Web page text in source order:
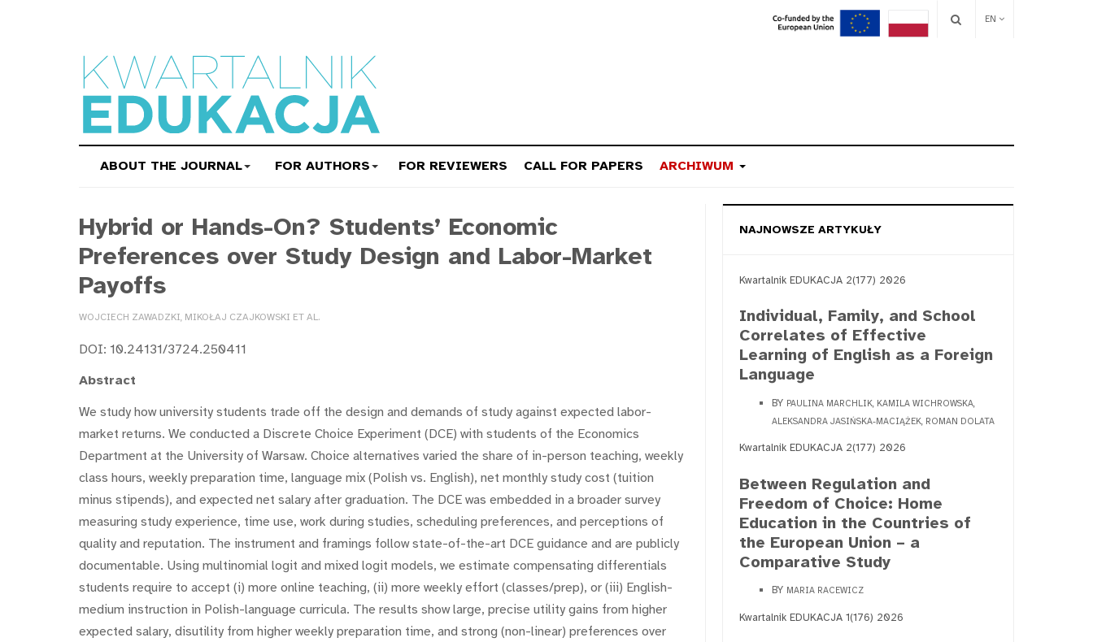
EN
ABOUT THE JOURNAL FOR AUTHORS FOR REVIEWERS CALL FOR PAPERS ARCHIWUM
Hybrid or Hands-On? Students’ Economic
Preferences over Study Design and Labor-Market
Payoffs
WOJCIECH ZAWADZKI, MIKOŁAJ CZAJKOWSKI ET AL.
DOI: 10.24131/3724.250411
Abstract
We study how university students trade off the design and demands of study against expected labor-
market returns. We conducted a Discrete Choice Experiment (DCE) with students of the Economics
Department at the University of Warsaw. Choice alternatives varied the share of in-person teaching, weekly
class hours, weekly preparation time, language mix (Polish vs. English), net monthly study cost (tuition
minus stipends), and expected net salary after graduation. The DCE was embedded in a broader survey
measuring study experience, time use, work during studies, scheduling preferences, and perceptions of
quality and reputation. The instrument and framings follow state-of-the-art DCE guidance and are publicly
documentable. Using multinomial logit and mixed logit models, we estimate compensating differentials
students require to accept (i) more online teaching, (ii) more weekly effort (classes/prep), or (iii) English-
medium instruction in Polish-language curricula. The results show large, precise utility gains from higher
expected salary, disutility from higher weekly preparation time, and strong (non-linear) preferences over
NAJNOWSZE ARTYKUŁY
Kwartalnik EDUKACJA 2(177) 2026
Individual, Family, and School
Correlates of Effective
Learning of English as a Foreign
Language
BY PAULINA MARCHLIK, KAMILA WICHROWSKA,
ALEKSANDRA JASIŃSKA-MACIĄŻEK, ROMAN DOLATA
Kwartalnik EDUKACJA 2(177) 2026
Between Regulation and
Freedom of Choice: Home
Education in the Countries of
the European Union – a
Comparative Study
BY MARIA RACEWICZ
Kwartalnik EDUKACJA 1(176) 2026